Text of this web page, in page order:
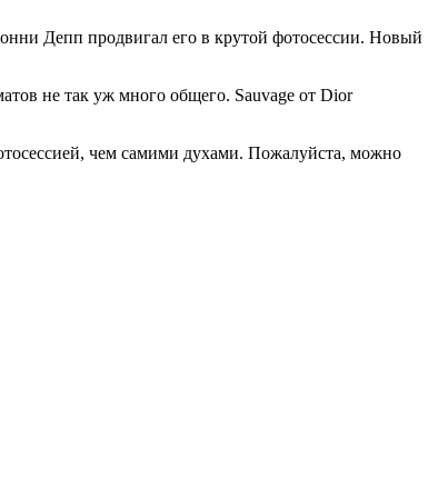
Депп продвигал его в крутой фотосессии. Новый
не так уж много общего. Sauvage от Dior
чем самими духами. Пожалуйста, можно